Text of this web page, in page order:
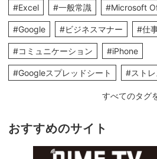
#Excel #一般常識 #Microsoft
#Google #ビジネスマナー #仕
#コミュニケーション #iPhone
#Googleスプレッドシート #ストレ
すべてのタグ
おすすめのサイト